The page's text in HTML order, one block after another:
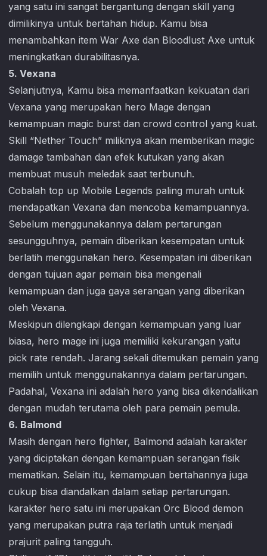
yang satu ini sangat bergantung dengan skill yang
dimilikinya untuk bertahan hidup. Kamu bisa
menambahkan item War Axe dan Bloodlust Axe untuk
meningkatkan durabilitasnya.
5. Vexana
Selanjutnya, Kamu bisa memanfaatkan kekuatan dari
Vexana yang merupakan hero Mage dengan
kemampuan magic burst dan crowd control yang kuat.
Skill “Nether Touch” miliknya akan memberikan magic
damage tambahan dan efek kutukan yang akan
membuat musuh meledak saat terbunuh.
Cobalah top up Mobile Legends paling murah untuk
mendapatkan Vexana dan mencoba kemampuannya.
Sebelum menggunakannya dalam pertarungan
sesungguhnya, pemain diberikan kesempatan untuk
berlatih menggunakan hero. Kesempatan ini diberikan
dengan tujuan agar pemain bisa mengenali
kemampuan dan juga gaya serangan yang diberikan
oleh Vexana.
Meskipun dilengkapi dengan kemampuan yang luar
biasa, hero mage ini juga memiliki kekurangan yaitu
pick rate rendah. Jarang sekali ditemukan pemain yang
memilih untuk menggunakannya dalam pertarungan.
Padahal, Vexana ini adalah hero yang bisa dikendalikan
dengan mudah terutama oleh para pemain pemula.
6. Balmond
Masih dengan hero fighter, Balmond adalah karakter
yang diciptakan dengan kemampuan serangan fisik
mematikan. Selain itu, kemampuan bertahannya juga
cukup bisa diandalkan dalam setiap pertarungan.
karakter hero satu ini merupakan Orc Blood demon
yang merupakan putra raja terlatih untuk menjadi
prajurit paling tangguh.